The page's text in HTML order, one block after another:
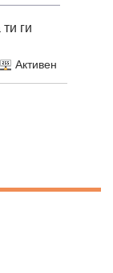
ги
Активен